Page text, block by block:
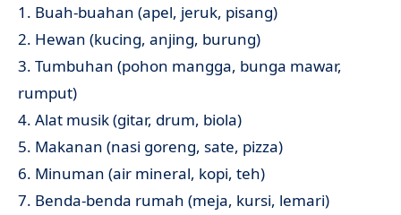
1. Buah-buahan (apel, jeruk, pisang)
2. Hewan (kucing, anjing, burung)
3. Tumbuhan (pohon mangga, bunga mawar,
rumput)
4. Alat musik (gitar, drum, biola)
5. Makanan (nasi goreng, sate, pizza)
6. Minuman (air mineral, kopi, teh)
7. Benda-benda rumah (meja, kursi, lemari)